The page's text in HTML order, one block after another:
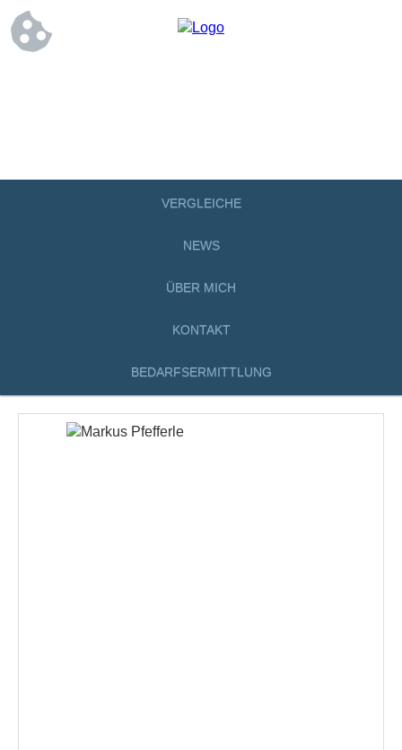
VERGLEICHE
NEWS
ÜBER MICH
KONTAKT
BEDARFSERMITTLUNG